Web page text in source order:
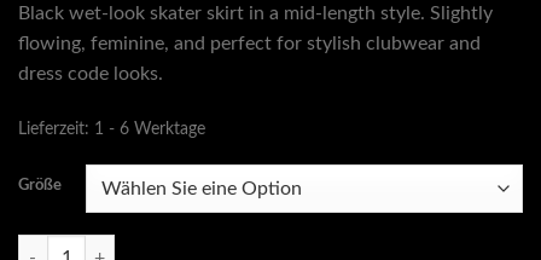
Black wet-look skater skirt in a mid-length style. Slightly
flowing, feminine, and perfect for stylish clubwear and
dress code looks.
Lieferzeit: 1 - 6 Werktage
Größe
Skaterskirt Kiss Vegan mittlere Länge Menge